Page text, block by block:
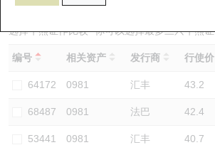
选择牛熊证作比较 *你可以选择最多三只牛熊证
编号 相关资产 发行商 行使价
64172 0981 汇丰 43.2
68487 0981 法巴 42.4
53441 0981 汇丰 40.7
认股证分析仪
认股证速算机
认股证/牛熊证日志
新发行瑞银牛熊证
已收回牛熊证剩余价值
牛熊证到期结算价查找
街货统计
三十大平均引伸波幅
科指成份股
相关资产沽空
中资ETFs溢价比较
牛熊证投资者教育
认股证牛熊证常问问题